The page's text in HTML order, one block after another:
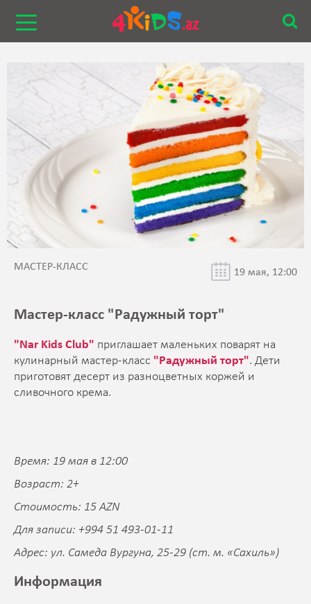
МАСТЕР-КЛАСС 19 мая, 12:00
Мастер-класс "Радужный торт"
"Nar Kids Club" приглашает маленьких поварят на
кулинарный мастер-класс "Радужный торт". Дети
приготовят десерт из разноцветных коржей и
сливочного крема.
Время: 19 мая в 12:00
Возраст: 2+
Стоимость: 15 AZN
Для записи: +994 51 493-01-11
Адрес: ул. Самеда Вургуна, 25-29 (ст. м. «Сахиль»)
Информация